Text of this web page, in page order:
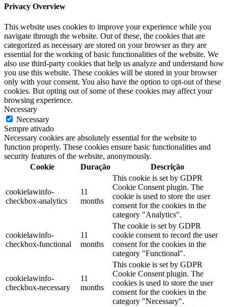
Privacy Overview
This website uses cookies to improve your experience while you
navigate through the website. Out of these, the cookies that are
categorized as necessary are stored on your browser as they are
essential for the working of basic functionalities of the website. We
also use third-party cookies that help us analyze and understand how
you use this website. These cookies will be stored in your browser
only with your consent. You also have the option to opt-out of these
cookies. But opting out of some of these cookies may affect your
browsing experience.
Necessary
Necessary
Sempre ativado
Necessary cookies are absolutely essential for the website to
function properly. These cookies ensure basic functionalities and
security features of the website, anonymously.
Cookie
Duração Descrição
cookielawinfo-
checkbox-analytics
11
months
This cookie is set by GDPR
Cookie Consent plugin. The
cookie is used to store the user
consent for the cookies in the
category "Analytics".
cookielawinfo-
checkbox-functional
11
months
The cookie is set by GDPR
cookie consent to record the user
consent for the cookies in the
category "Functional".
cookielawinfo-
checkbox-necessary
11
months
This cookie is set by GDPR
Cookie Consent plugin. The
cookies is used to store the user
consent for the cookies in the
category "Necessary".